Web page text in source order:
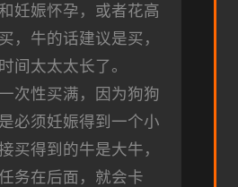
妊娠怀孕，或者花高
，牛的话建议是买，
间太太太长了。
次性买满，因为狗狗
必须妊娠得到一个小
买得到的牛是大牛，
务在后面，就会卡